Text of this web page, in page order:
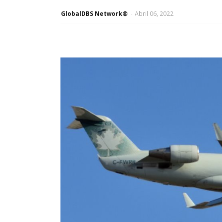
GlobalDBS Network® - Abril 06, 2022